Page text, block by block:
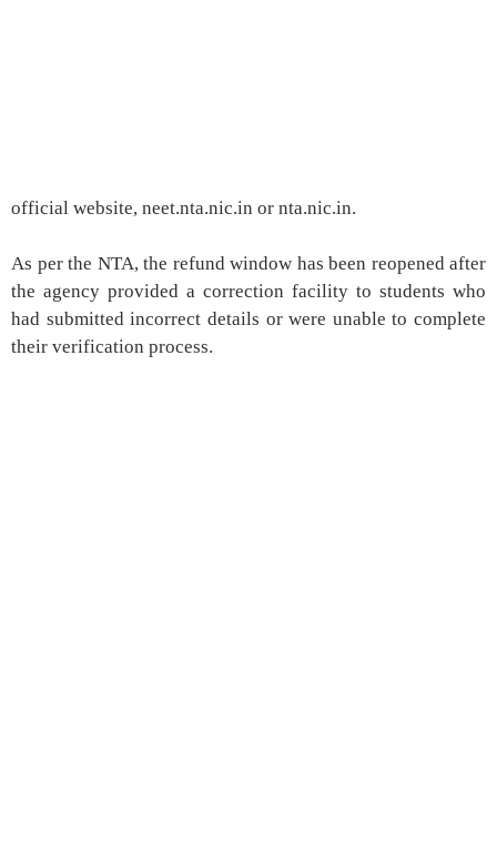
official website, neet.nta.nic.in or nta.nic.in.
As per the NTA, the refund window has been reopened after
the agency provided a correction facility to students who
had submitted incorrect details or were unable to complete
their verification process.